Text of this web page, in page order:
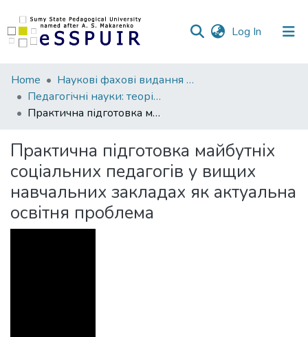
Log In (current)
Communities
&
Collections
Statistics
Home
Наукові фахові видання СумДПУ
Педагогічні науки: теорія, історія, інноваційні технології
Практична підготовка майбутніх соціальних педагогів у вищих навчальних закладах як актуальна освітня проблема
Практична підготовка майбутніх
соціальних педагогів у вищих
навчальних закладах як актуальна
освітня проблема